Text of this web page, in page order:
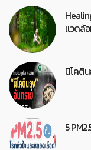
แวดล้
นิโคติ
5